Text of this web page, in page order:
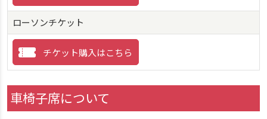
ローソンチケット
チケット購入はこちら
車椅子席について